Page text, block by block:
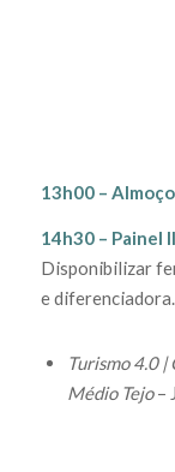
13h00 –
14h30 – Painel
Disponibilizar
e diferenciadora.
Turismo 4.0 |
Médio Tejo–